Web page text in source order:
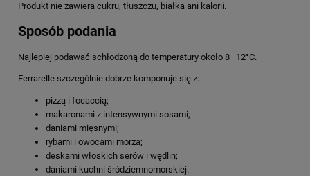
Produkt nie zawiera cukru, tłuszczu, białka ani kalorii.
Sposób podania
Najlepiej podawać schłodzoną do temperatury około 8–12°C.
Ferrarelle szczególnie dobrze komponuje się z:
pizzą i focaccią;
makaronami z intensywnymi sosami;
daniami mięsnymi;
rybami i owocami morza;
deskami włoskich serów i wędlin;
daniami kuchni śródziemnomorskiej.